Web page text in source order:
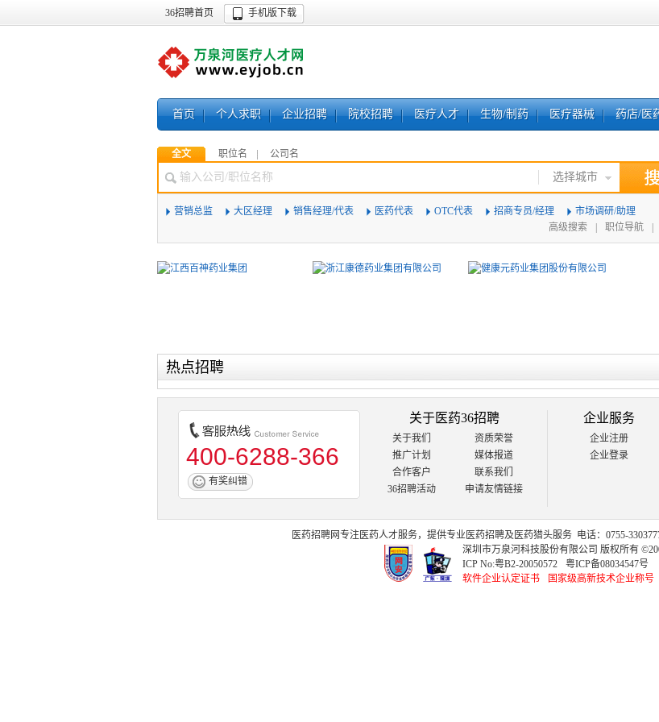
36招聘首页 手机版下载
首页 个人求职 企业招聘 院校招聘 医疗人才 生物/制药 医疗器械 药店/医
全文 职位名 公司名
选择城市
营销总监 大区经理 销售经理/代表 医药代表 OTC代表 招商专员/经理
市场调研/助理
高级搜索
职位导航
热点招聘
400-6288-366
有奖纠错
关于医药36招聘
关于我们
资质荣誉
推广计划
媒体报道
合作客户
联系我们
36招聘活动
申请友情链接
企业服务
企业注册
企业登录
医药招聘网专注医药人才服务，提供专业医药招聘及 医药猎头服务 电话：0755-
深圳市万泉河科技股份有限公司 版权所有
ICP No:粤B2-20050572
粤ICP备08034547号
软件企业认定证书
国家级高新技术企业称号